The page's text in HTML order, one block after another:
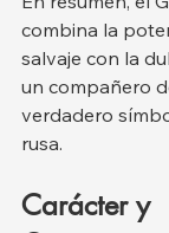
combina la
salvaje con la
un compañero
verdadero
rusa.
Carácter y